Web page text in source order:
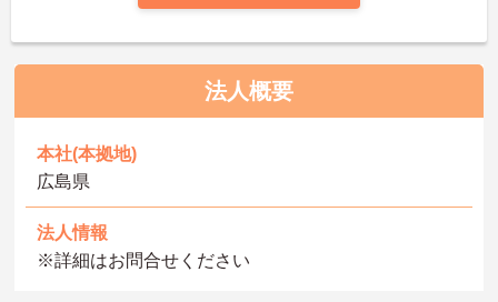
法人概要
本社(本拠地)
広島県
法人情報
※詳細はお問合せください